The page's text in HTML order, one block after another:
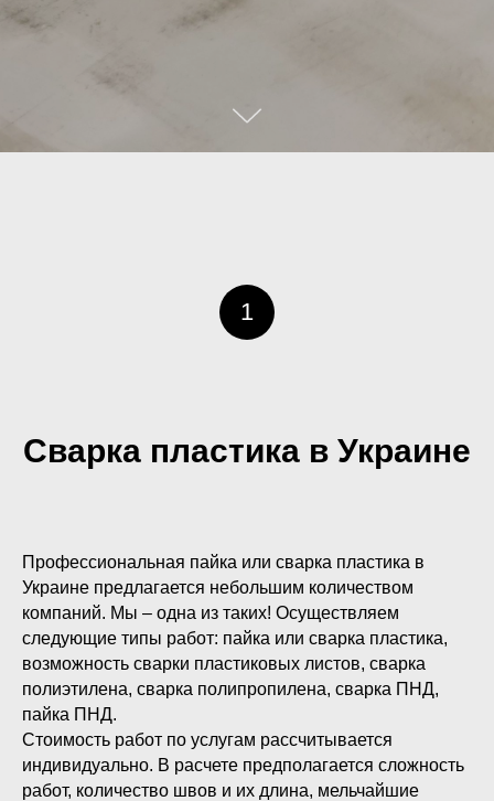
1
Сварка пластика в Украине
Профессиональная пайка или сварка пластика в
Украине предлагается небольшим количеством
компаний. Мы – одна из таких! Осуществляем
следующие типы работ: пайка или сварка пластика,
возможность сварки пластиковых листов, сварка
полиэтилена, сварка полипропилена, сварка ПНД,
пайка ПНД.
Стоимость работ по услугам рассчитывается
индивидуально. В расчете предполагается сложность
работ, количество швов и их длина, мельчайшие